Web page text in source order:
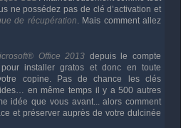
ne possédez pas de clé d’activation et
de récupération. Mais comment allez
Office 2013 depuis le compte
installer gratos et donc en toute
copine. Pas de chance les clés
en même temps il y a 500 autres
idée que vous avant... alors comment
et préserver auprès de votre dulcinée